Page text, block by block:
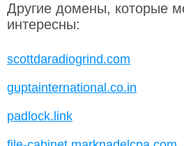
Другие домены, которые
интересны:
scottdaradiogrind.com
guptainternational.co.in
padlock.link